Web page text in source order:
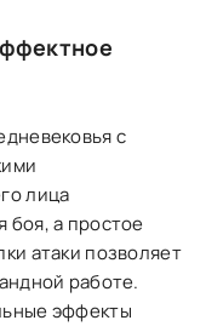
с
лица
боя, а простое
атаки позволяет
работе.
эффекты